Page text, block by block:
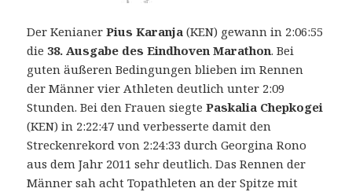
Der KenianerPius Karanja (KEN) gewann in 2:06:55
die 38. Ausgabe des Eindhoven Marathon. Bei
guten äußeren Bedingungen blieben im Rennen
der Männer vier Athleten deutlich unter 2:09
Stunden.Bei den Frauen siegtePaskalia Chepkogei
(KEN) in 2:22:47 und verbesserte damit den
Streckenrekord von 2:24:33 durch Georgina Rono
aus dem Jahr 2011 sehr deutlich. Das Rennen der
Männer sah acht Topathleten an der Spitze mit